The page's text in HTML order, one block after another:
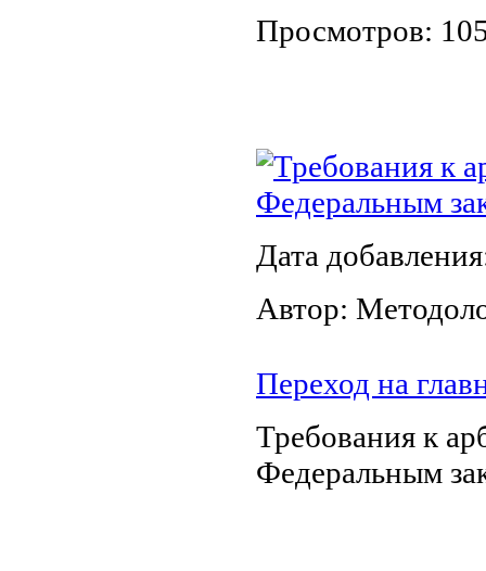
Просмотров:
Требования к
Федеральным
Дата
Автор:
Переход на
Требования к
Федеральным